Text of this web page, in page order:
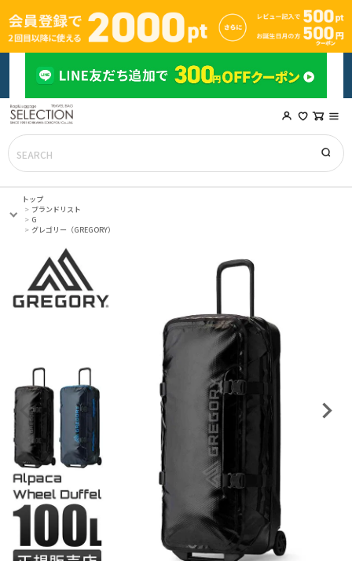
トップ
ブランドリスト
G
グレゴリー（GREGORY）